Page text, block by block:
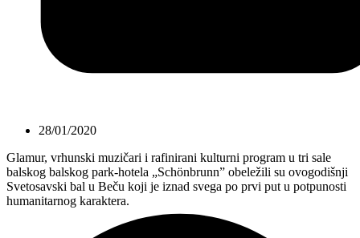
28/01/2020
Glamur, vrhunski muzičari i rafinirani kulturni program u tri sale
balskog balskog park-hotela „Schönbrunn” obeležili su ovogodišnji
Svetosavski bal u Beču koji je iznad svega po prvi put u potpunosti
humanitarnog karaktera.